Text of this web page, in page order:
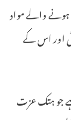
ہونے والے مواد
اور اس کے
جرم ہے جو ہتک عزت